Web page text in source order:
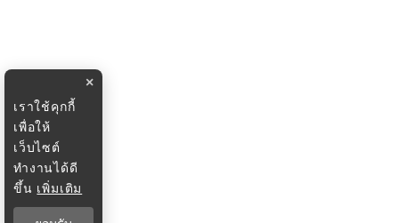
×
เราใช้คุกกี้
เพื่อให้
เว็บไซต์
ทำงานได้ดี
ขึ้น เพิ่มเติม